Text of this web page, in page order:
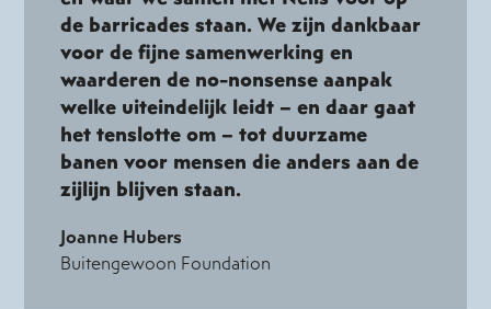
de barricades staan. We zijn dankbaar
voor de fijne samenwerking en
waarderen de no-nonsense aanpak
welke uiteindelijk leidt – en daar gaat
het tenslotte om – tot duurzame
banen voor mensen die anders aan de
zijlijn blijven staan.
Joanne Hubers
Buitengewoon Foundation